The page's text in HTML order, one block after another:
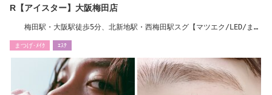
R【アイスター】大阪梅田店
梅田駅・大阪駅徒歩5分、北新地駅・西梅田駅スグ【マツエク/LED/まつ
まつげ･ﾒｲｸ ｴｽﾃ